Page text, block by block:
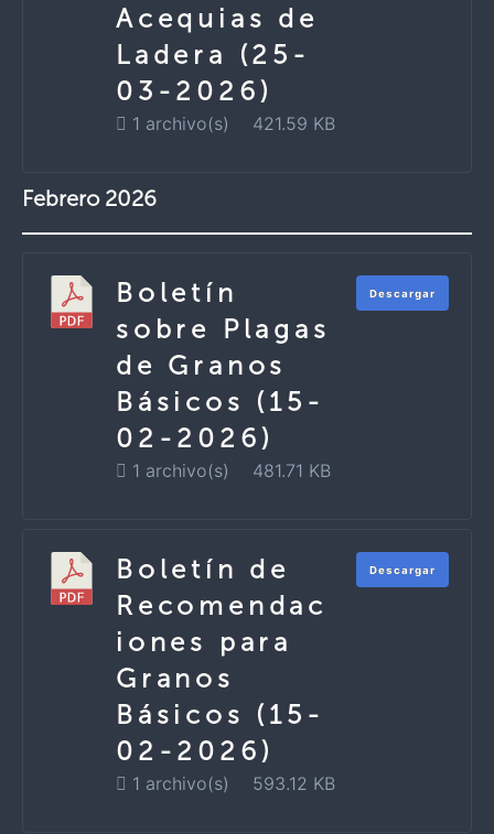
Acequias de
Ladera (25-
03-2026)
1 archivo(s) 421.59 KB
Febrero 2026
Boletín
sobre Plagas
de Granos
Básicos (15-
02-2026)
1 archivo(s) 481.71 KB
Descargar
Boletín de
Recomendac
iones para
Granos
Básicos (15-
02-2026)
1 archivo(s) 593.12 KB
Descargar